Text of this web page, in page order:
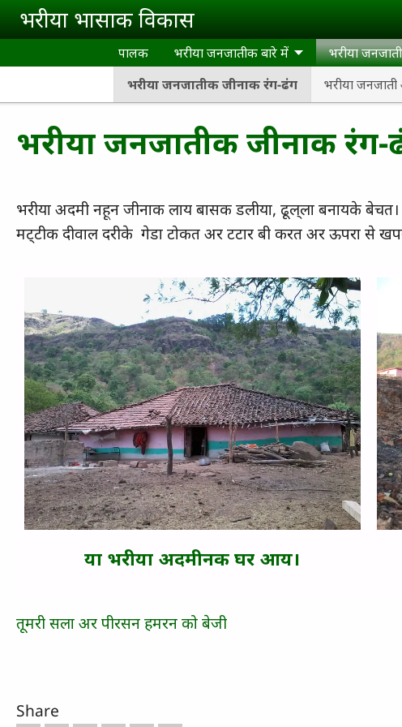
Skip to main content
भरीया भासाक विकास
पालक भरीया जनजातीक बारे में
भरीया
भरीया जनजातीक जीनाक रंग-ढंग
भरीया
भरीया जनजातीक जीनाक रंग-
भरीया अदमी नहून जीनाक लाय बासक डलीया, ढूल्‌ला बनायके
मट्‌टीक दीवाल दरीके गेडा टोकत अर टटार बी करत अर ऊपरा से
या भरीया अदमीनक घर आय।
तूमरी सला अर पीरसन हमरन को बेजी
Share